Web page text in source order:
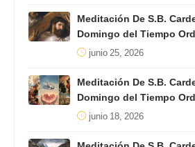
Meditación De S.B.
Domingo del Tiempo
junio 25, 2026
Meditación De S.B.
Domingo del Tiempo
junio 18, 2026